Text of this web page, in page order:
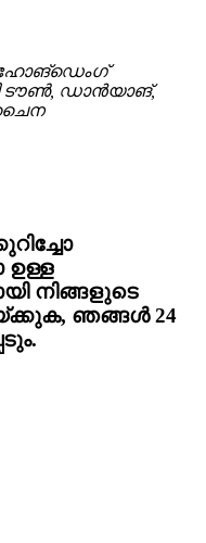
ടൗൺ, ഡാൻയാങ്,
ഉള്ള
നിങ്ങളുടെ
ഞങ്ങൾ 24